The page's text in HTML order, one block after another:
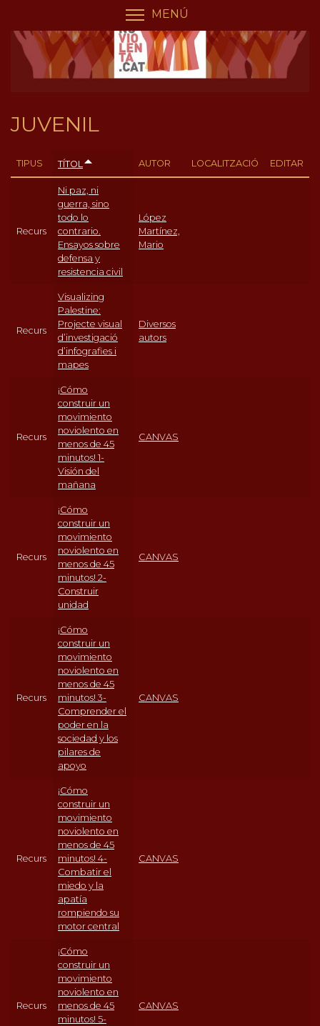
contingut
MENÚ
JUVENIL
TIPUS TÍTOL AUTOR LOCALITZACIÓ EDITAR
Recurs
Ni paz, ni
guerra, sino
todo lo
contrario.
Ensayos sobre
defensa y
resistencia civil
López
Martínez,
Mario
Recurs
Visualizing
Palestine:
Projecte visual
d’investigació
d’infografies i
mapes
Diversos
autors
Recurs
¡Cómo
construir un
movimiento
noviolento en
menos de 45
minutos! 1-
Visión del
mañana
CANVAS
Recurs
¡Cómo
construir un
movimiento
noviolento en
menos de 45
minutos! 2-
Construir
unidad
CANVAS
Recurs
¡Cómo
construir un
movimiento
noviolento en
menos de 45
minutos! 3-
Comprender el
poder en la
sociedad y los
pilares de
apoyo
CANVAS
Recurs
¡Cómo
construir un
movimiento
noviolento en
menos de 45
minutos! 4-
Combatir el
miedo y la
apatía
rompiendo su
motor central
CANVAS
Recurs
¡Cómo
construir un
movimiento
noviolento en
menos de 45
minutos! 5-
CANVAS
Panell de gestió de galetes